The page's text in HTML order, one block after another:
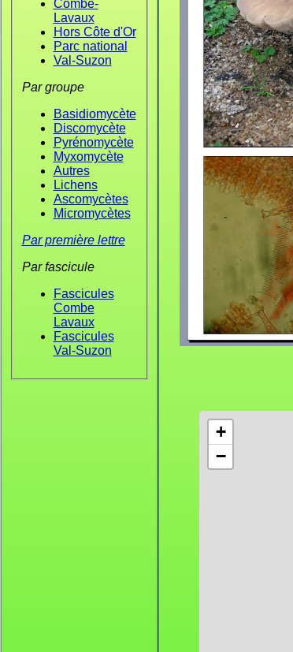
Combe-
Lavaux
Hors Côte d'Or
Parc national
Val-Suzon
Par groupe
Basidiomycète
Discomycète
Pyrénomycète
Myxomycète
Autres
Lichens
Ascomycètes
Micromycètes
Par première lettre
Par fascicule
Fascicules
Combe
Lavaux
Fascicules
Val-Suzon
+
−